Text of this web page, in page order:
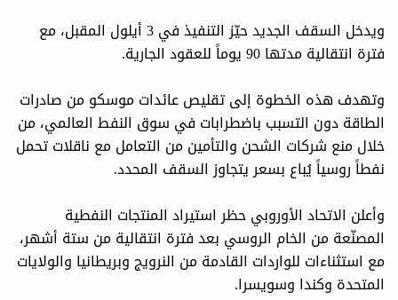
ويدخل السقف الجديد حيّز التنفيذ في 3 أيلول المقبل، مع
فترة انتقالية مدتها 90 يوماً للعقود الجارية.
وتهدف هذه الخطوة إلى تقليص عائدات موسكو من صادرات
الطاقة دون التسبب باضطرابات في سوق النفط العالمي، من
خلال منع شركات الشحن والتأمين من التعامل مع ناقلات تحمل
نفطاً روسياً يُباع بسعر يتجاوز السقف المحدد.
وأعلن الاتحاد الأوروبي حظر استيراد المنتجات النفطية
المصنّعة من الخام الروسي بعد فترة انتقالية من ستة أشهر،
مع استثناءات للواردات القادمة من النرويج وبريطانيا والولايات
المتحدة وكندا وسويسرا.